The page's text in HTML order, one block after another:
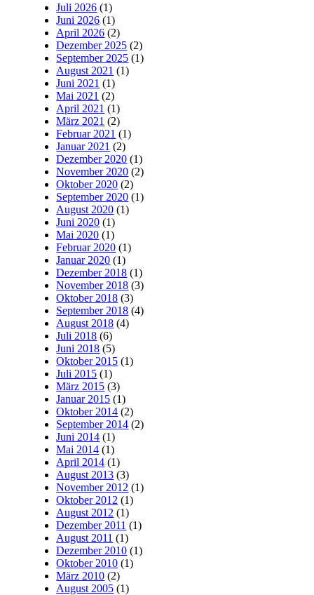
Juli 2026 (1)
Juni 2026 (1)
April 2026 (2)
Dezember 2025 (2)
September 2025 (1)
August 2021 (1)
Juni 2021 (1)
Mai 2021 (2)
April 2021 (1)
März 2021 (2)
Februar 2021 (1)
Januar 2021 (2)
Dezember 2020 (1)
November 2020 (2)
Oktober 2020 (2)
September 2020 (1)
August 2020 (1)
Juni 2020 (1)
Mai 2020 (1)
Februar 2020 (1)
Januar 2020 (1)
Dezember 2018 (1)
November 2018 (3)
Oktober 2018 (3)
September 2018 (4)
August 2018 (4)
Juli 2018 (6)
Juni 2018 (5)
Oktober 2015 (1)
Juli 2015 (1)
März 2015 (3)
Januar 2015 (1)
Oktober 2014 (2)
September 2014 (2)
Juni 2014 (1)
Mai 2014 (1)
April 2014 (1)
August 2013 (3)
November 2012 (1)
Oktober 2012 (1)
August 2012 (1)
Dezember 2011 (1)
August 2011 (1)
Dezember 2010 (1)
Oktober 2010 (1)
März 2010 (2)
August 2005 (1)